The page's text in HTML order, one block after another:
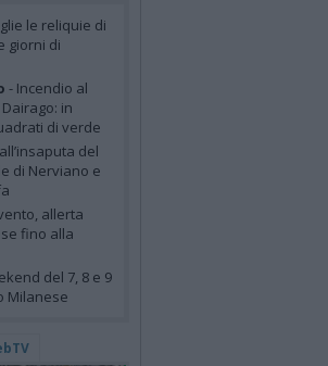
le reliquie di
giorni di
- Incendio al
in
di verde
del
di Nerviano e
allerta
fino alla
del 7, 8 e 9
Milanese